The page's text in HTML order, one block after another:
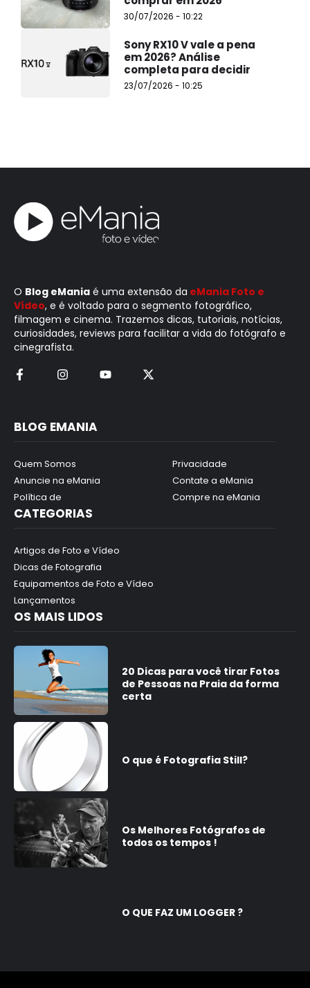
30/07/2026 - 10:22
Sony RX10 V vale a pena
em 2026? Análise
completa para decidir
23/07/2026 - 10:25
O Blog eMania é uma extensão da eMania Foto e
Vídeo, e é voltado para o segmento fotográfico,
filmagem e cinema. Trazemos dicas, tutoriais, notícias,
curiosidades, reviews para facilitar a vida do fotógrafo e
cinegrafista.
BLOG EMANIA
Quem Somos
Anuncie na eMania
Política de
Privacidade
Contate a eMania
Compre na eMania
CATEGORIAS
Artigos de Foto e Vídeo
Dicas de Fotografia
Equipamentos de Foto e Vídeo
Lançamentos
OS MAIS LIDOS
20 Dicas para você tirar Fotos
de Pessoas na Praia da forma
certa
O que é Fotografia Still?
Os Melhores Fotógrafos de
todos os tempos !
O QUE FAZ UM LOGGER ?